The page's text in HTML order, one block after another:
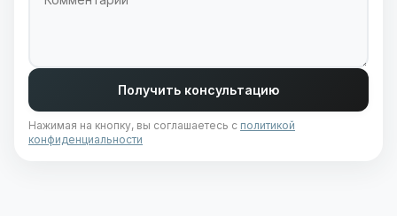
Получить консультацию
Нажимая на кнопку, вы соглашаетесь с политикой
конфиденциальности